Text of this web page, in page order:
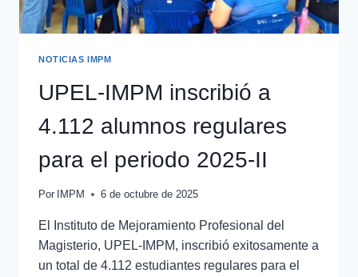
NOTICIAS IMPM
UPEL-IMPM inscribió a
4.112 alumnos regulares
para el periodo 2025-II
Por IMPM 6 de octubre de 2025
El Instituto de Mejoramiento Profesional del
Magisterio, UPEL-IMPM, inscribió exitosamente a
un total de 4.112 estudiantes regulares para el